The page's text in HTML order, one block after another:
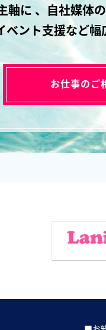
軸に 、自社媒体
ベント支援など幅
お仕事のご